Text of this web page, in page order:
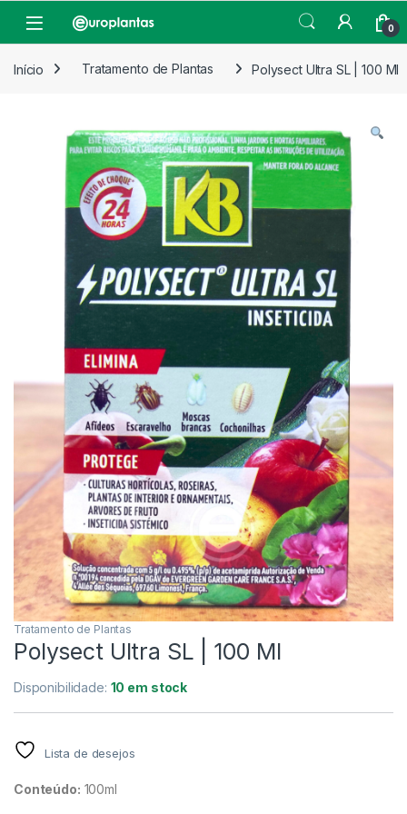
Open 0
Início Tratamento de Plantas Polysect Ultra SL | 100 Ml
Tratamento de Plantas
Polysect Ultra SL | 100 Ml
Disponibilidade: 10 em stock
Lista de desejos
Conteúdo: 100ml